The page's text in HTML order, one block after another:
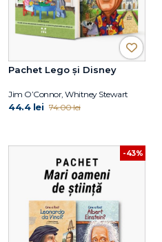
Pachet Lego și Disney
Jim O’Connor, Whitney Stewart
44.4 lei 74.00 lei
-43%